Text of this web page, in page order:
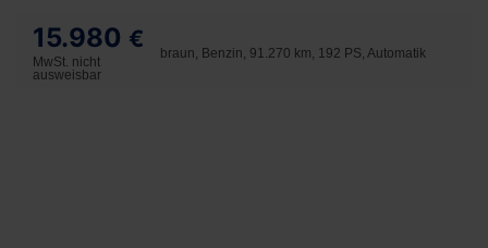
15.980 €
MwSt. nicht
ausweisbar
braun, Benzin, 91.270 km, 192 PS, Automatik